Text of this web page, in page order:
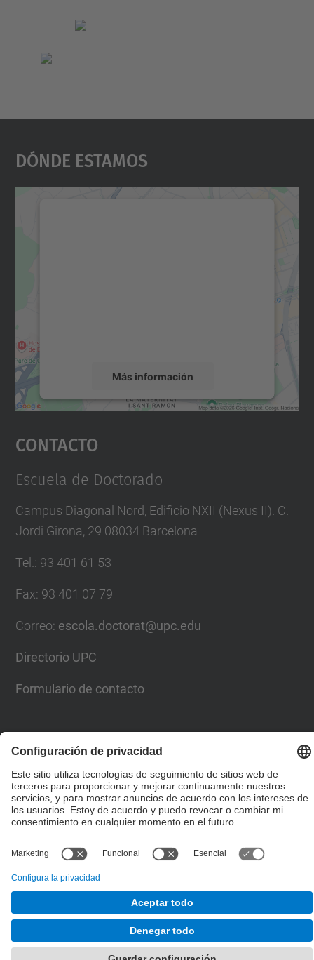
Dónde Estamos
Más información
Aceptar
powered by
Contacto
Escuela de Doctorado
Campus Diagonal Nord, Edificio NXII (Nexus II). C.
Jordi Girona, 29 08034 Barcelona
Tel.: 93 401 61 53
Fax: 93 401 07 79
Correo: escola.doctorat@upc.edu
Directorio UPC
Formulario de contacto
Lista Redes Sociales
Desarrollado con
Mapa del Sitio
Configuración de privacidad